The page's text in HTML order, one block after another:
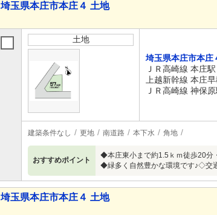
埼玉県本庄市本庄４ 土地
土地
埼玉県本庄市本庄
ＪＲ高崎線 本庄
上越新幹線 本庄
ＪＲ高崎線 神保
建築条件なし 更地 南道路 本下水 角地
おすすめポイント
◆本庄東小まで約1.5ｋｍ徒歩20分
◆緑多く自然豊かな環境です♪◇交
埼玉県本庄市本庄４ 土地